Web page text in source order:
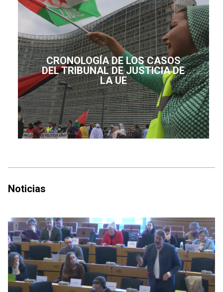
CRONOLOGÍA DE LOS CASOS
DEL TRIBUNAL DE JUSTICIA DE
LA UE
Noticias